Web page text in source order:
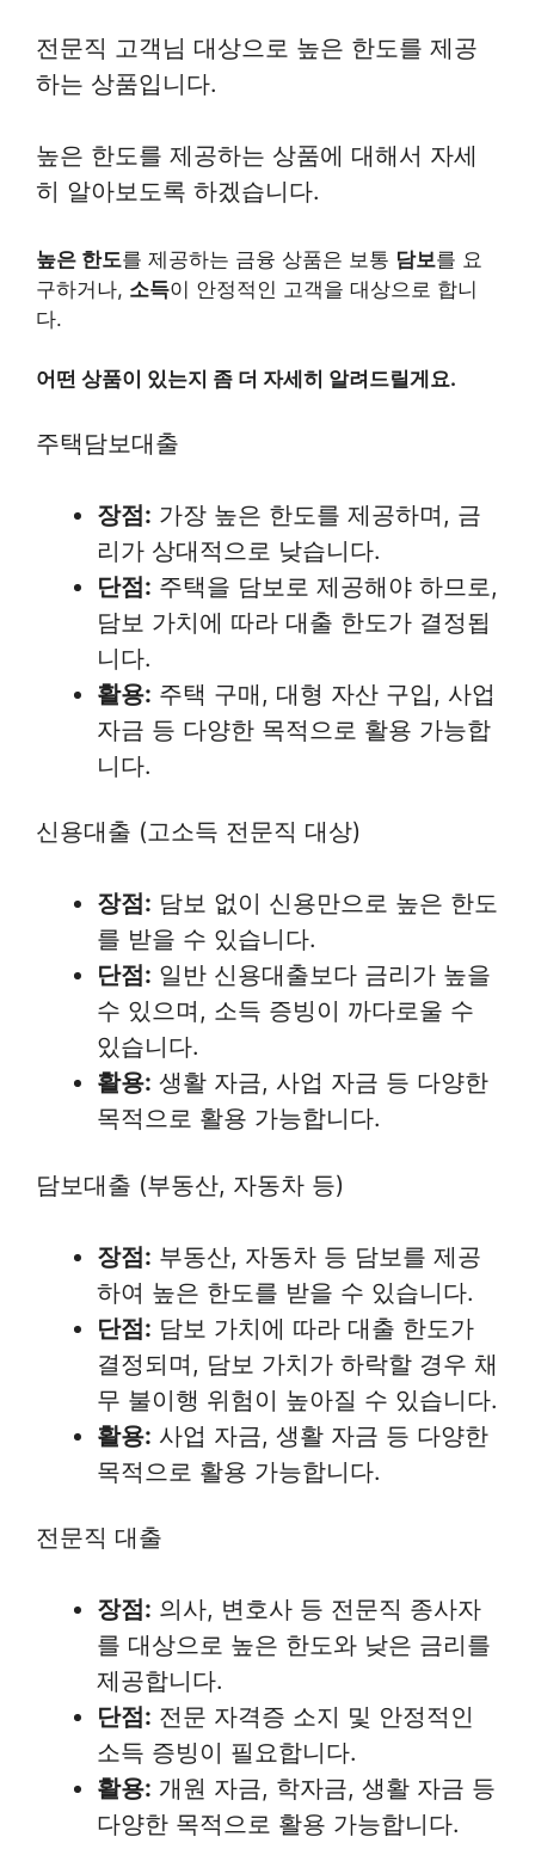
전문직 고객님 대상으로 높은 한도를 제공
하는 상품입니다.
높은 한도를 제공하는 상품에 대해서 자세
히 알아보도록 하겠습니다.
높은 한도를 제공하는 금융 상품은 보통 담보를 요
구하거나, 소득이 안정적인 고객을 대상으로 합니
다.
어떤 상품이 있는지 좀 더 자세히 알려드릴게요.
주택담보대출
장점: 가장 높은 한도를 제공하며, 금
리가 상대적으로 낮습니다.
단점: 주택을 담보로 제공해야 하므로,
담보 가치에 따라 대출 한도가 결정됩
니다.
활용: 주택 구매, 대형 자산 구입, 사업
자금 등 다양한 목적으로 활용 가능합
니다.
신용대출 (고소득 전문직 대상)
장점: 담보 없이 신용만으로 높은 한도
를 받을 수 있습니다.
단점: 일반 신용대출보다 금리가 높을
수 있으며, 소득 증빙이 까다로울 수
있습니다.
활용: 생활 자금, 사업 자금 등 다양한
목적으로 활용 가능합니다.
담보대출 (부동산, 자동차 등)
장점: 부동산, 자동차 등 담보를 제공
하여 높은 한도를 받을 수 있습니다.
단점: 담보 가치에 따라 대출 한도가
결정되며, 담보 가치가 하락할 경우 채
무 불이행 위험이 높아질 수 있습니다.
활용: 사업 자금, 생활 자금 등 다양한
목적으로 활용 가능합니다.
전문직 대출
장점: 의사, 변호사 등 전문직 종사자
를 대상으로 높은 한도와 낮은 금리를
제공합니다.
단점: 전문 자격증 소지 및 안정적인
소득 증빙이 필요합니다.
활용: 개원 자금, 학자금, 생활 자금 등
다양한 목적으로 활용 가능합니다.